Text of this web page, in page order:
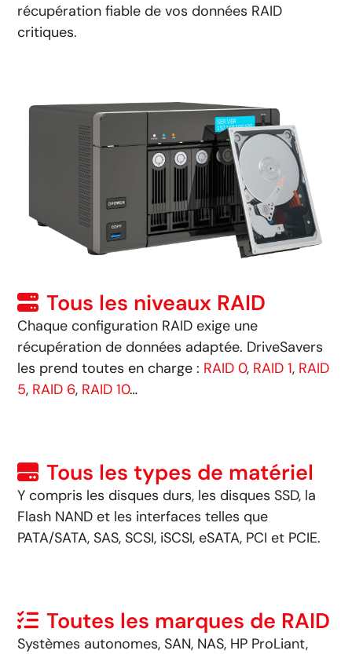
récupération fiable de vos données RAID
critiques.
Tous les niveaux RAID
Chaque configuration RAID exige une
récupération de données adaptée. DriveSavers
les prend toutes en charge : RAID 0, RAID 1, RAID
5, RAID 6, RAID 10…
Tous les types de matériel
Y compris les disques durs, les disques SSD, la
Flash NAND et les interfaces telles que
PATA/SATA, SAS, SCSI, iSCSI, eSATA, PCI et PCIE.
Toutes les marques de RAID
Systèmes autonomes, SAN, NAS, HP ProLiant,